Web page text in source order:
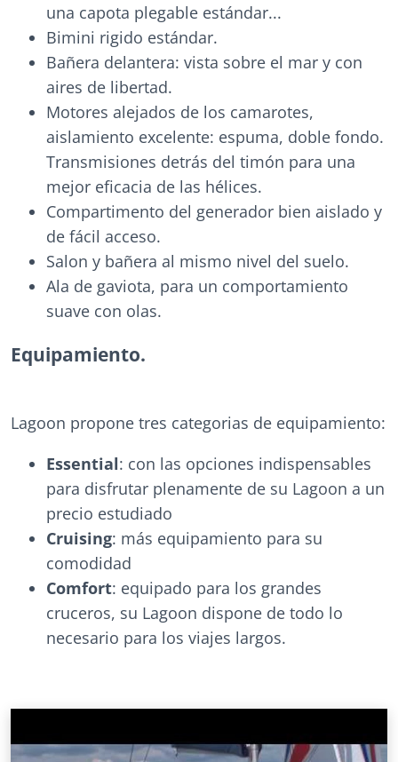
una capota plegable estándar...
Bimini rigido estándar.
Bañera delantera: vista sobre el mar y con
aires de libertad.
Motores alejados de los camarotes,
aislamiento excelente: espuma, doble fondo.
Transmisiones detrás del timón para una
mejor eficacia de las hélices.
Compartimento del generador bien aislado y
de fácil acceso.
Salon y bañera al mismo nivel del suelo.
Ala de gaviota, para un comportamiento
suave con olas.
Equipamiento.
Lagoon propone tres categorias de equipamiento:
Essential: con las opciones indispensables
para disfrutar plenamente de su Lagoon a un
precio estudiado
Cruising: más equipamiento para su
comodidad
Comfort: equipado para los grandes
cruceros, su Lagoon dispone de todo lo
necesario para los viajes largos.